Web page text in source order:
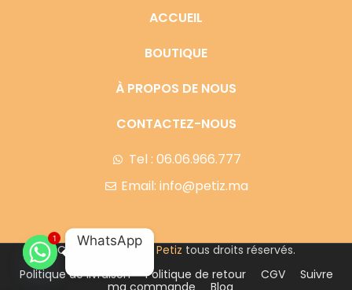
ACCUEIL
BOUTIQUE
À PROPOS DE NOUS
CONTACTEZ-NOUS
Tel : 06.06.966.777
Email: info@petiz.ma
Copyright © 2023 Petiz tous droits réservés.
Politique de livraison
Politique de retour CGV
Suivre
1 WhatsApp